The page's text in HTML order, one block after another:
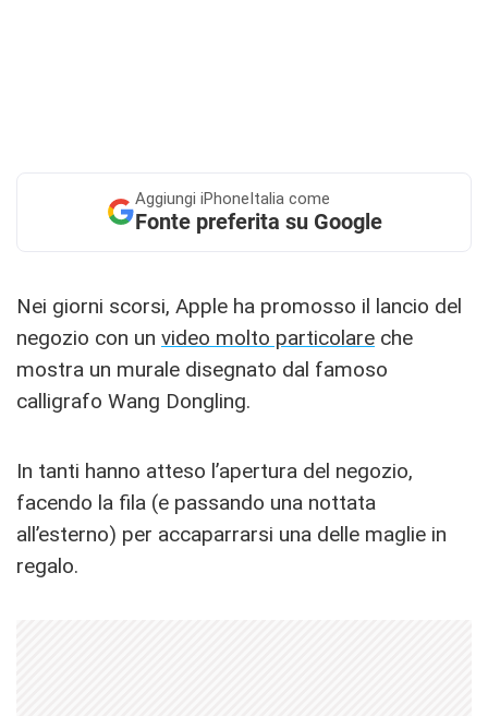
Aggiungi iPhoneItalia come
Fonte preferita su Google
Nei giorni scorsi, Apple ha promosso il lancio del
negozio con un video molto particolare che
mostra un murale disegnato dal famoso
calligrafo Wang Dongling.
In tanti hanno atteso l’apertura del negozio,
facendo la fila (e passando una nottata
all’esterno) per accaparrarsi una delle maglie in
regalo.